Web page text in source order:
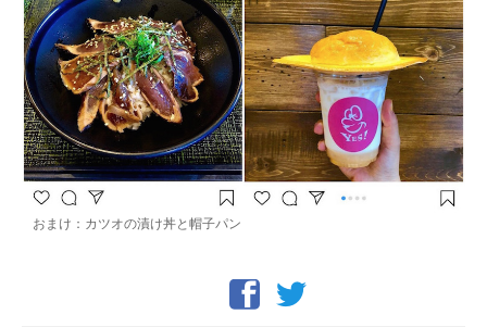
おまけ：カツオの漬け丼と帽子パン